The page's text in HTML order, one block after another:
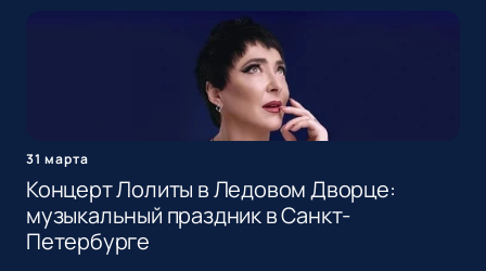
31 марта
Концерт Лолиты в Ледовом Дворце:
музыкальный праздник в Санкт-
Петербурге